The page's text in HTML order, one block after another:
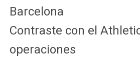
Barcelona
Contraste con el
operaciones